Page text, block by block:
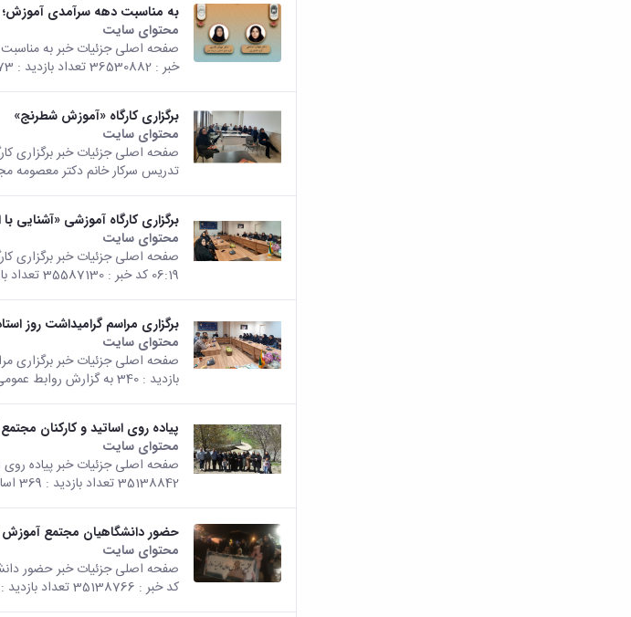
به مناسبت دهه سرآمدی آموزش؛
محتوای سایت
خبر : 36530882 تعداد بازدید : 373 با افتخار، انتخاب اساتید ارجمند "دکتر...
برگزاری کارگاه «آموزش شطرنج»
محتوای سایت
تدریس سرکار خانم دکتر معصومه
برگزاری کارگاه آموزشی «آشنایی
محتوای سایت
06:19 کد خبر : 35587130 تعداد بازدید : 365 کارگاه «آشنایی با...
برگزاری مراسم گرامیداشت روز
محتوای سایت
بازدید : 340 به گزارش روابط عمومی مجتمع، مراسم گرامیداشت روز استاد به...
پیاده روی اساتید و کارکنان
محتوای سایت
35138842 تعداد بازدید : 369 اساتید و کارکنان مجتمع آموزش عالی نهاوند روز شنبه...
حضور دانشگاهیان مجتمع آموزش
محتوای سایت
کد خبر : 35138766 تعداد بازدید : 369 اشتراک گذاری چاپ کردن